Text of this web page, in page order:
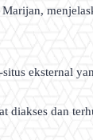
eksternal
diakses dan